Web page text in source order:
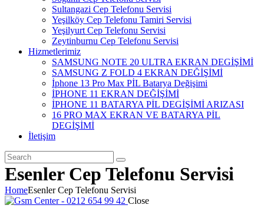
Sultangazi Cep Telefonu Servisi
Yeşilköy Cep Telefonu Tamiri Servisi
Yeşilyurt Cep Telefonu Servisi
Zeytinburnu Cep Telefonu Servisi
Hizmetlerimiz
SAMSUNG NOTE 20 ULTRA EKRAN DEGİŞİMİ
SAMSUNG Z FOLD 4 EKRAN DEĞİŞİMİ
İphone 13 Pro Max PİL Batarya Değişimi
İPHONE 11 EKRAN DEĞİŞİMİ
İPHONE 11 BATARYA PİL DEGİŞİMİ ARIZASI
16 PRO MAX EKRAN VE BATARYA PİL
DEGİŞİMİ
İletişim
Esenler Cep Telefonu Servisi
HomeEsenler Cep Telefonu Servisi
Close